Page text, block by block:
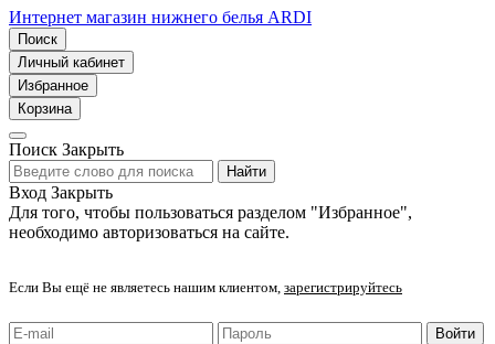
Интернет магазин нижнего белья ARDI
Поиск
Личный кабинет
Избранное
Корзина
Поиск Закрыть
Найти
Вход Закрыть
Для того, чтобы пользоваться разделом "Избранное",
необходимо авторизоваться на сайте.
Если Вы ещё не являетесь нашим клиентом, зарегистрируйтесь
Войти